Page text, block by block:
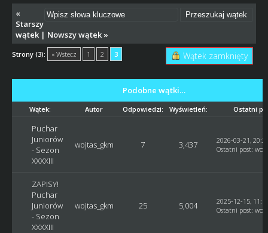
«
Starszy
wątek| Nowszy wątek»
Strony (3): « Wstecz 1 2 3 Wątek zamknięty
Podobne wątki…
Wątek: Autor Odpowiedzi: Wyświetleń: Ostatni
Puchar
Juniorów
- Sezon
XXXXIII
wojtas_gkm 7 3,437
2026-03-21,
Ostatni post:
ZAPISY!
Puchar
Juniorów
- Sezon
XXXXIII
wojtas_gkm 25 5,004
2025-12-15,
Ostatni post: